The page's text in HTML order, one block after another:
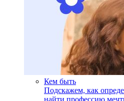
Кем быть
Подскажем, как
найти профессию